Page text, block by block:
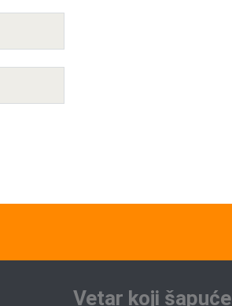
Vetar koji šapuće